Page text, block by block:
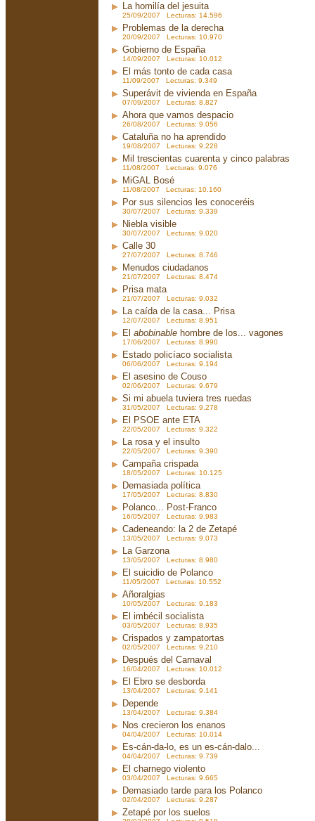
La homilía del jesuita
25/09/2007 Lecturas: 14.596
Problemas de la derecha
20/09/2007 Lecturas: 10.970
Gobierno de España
14/09/2007 Lecturas: 10.012
El más tonto de cada casa
11/09/2007 Lecturas: 9.349
Superávit de vivienda en España
07/09/2007 Lecturas: 8.827
Ahora que vamos despacio
26/08/2007 Lecturas: 9.056
Cataluña no ha aprendido
19/08/2007 Lecturas: 9.228
Mil trescientas cuarenta y cinco palabras
11/08/2007 Lecturas: 9.076
MiGAL Bosé
11/08/2007 Lecturas: 10.160
Por sus silencios les conoceréis
30/07/2007 Lecturas: 9.339
Niebla visible
30/07/2007 Lecturas: 9.020
Calle 30
27/07/2007 Lecturas: 8.746
Menudos ciudadanos
21/07/2007 Lecturas: 8.474
Prisa mata
21/07/2007 Lecturas: 9.032
La caída de la casa... Prisa
12/07/2007 Lecturas: 8.951
El abobinable hombre de los... vagones
17/06/2007 Lecturas: 8.990
Estado policíaco socialista
06/06/2007 Lecturas: 9.194
El asesino de Couso
02/06/2007 Lecturas: 9.679
Si mi abuela tuviera tres ruedas
31/05/2007 Lecturas: 9.278
El PSOE ante ETA
22/05/2007 Lecturas: 9.322
La rosa y el insulto
22/05/2007 Lecturas: 9.390
Campaña crispada
18/05/2007 Lecturas: 10.125
Demasiada política
17/05/2007 Lecturas: 8.830
Polanco... Post-Franco
16/05/2007 Lecturas: 9.983
Cadeneando: la 2 de Zetapé
13/05/2007 Lecturas: 9.073
La Garzona
13/05/2007 Lecturas: 8.980
El suicidio de Polanco
11/05/2007 Lecturas: 10.552
Añoralgias
10/05/2007 Lecturas: 9.183
El imbécil socialista
03/05/2007 Lecturas: 8.935
Crispados y zampatortas
02/05/2007 Lecturas: 9.210
Después del Carnaval
16/04/2007 Lecturas: 10.012
El Ebro se desborda
13/04/2007 Lecturas: 9.141
Depende
13/04/2007 Lecturas: 9.384
Nos crecieron los enanos
04/04/2007 Lecturas: 10.014
Es-cán-da-lo, es un es-cán-dalo...
04/04/2007 Lecturas: 9.739
El charnego violento
03/04/2007 Lecturas: 9.665
Demasiado tarde para los Polanco
02/04/2007 Lecturas: 9.287
Zetapé por los suelos